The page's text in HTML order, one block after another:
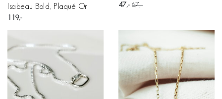
Isabeau Bold, Plaqué Or
119
47 67